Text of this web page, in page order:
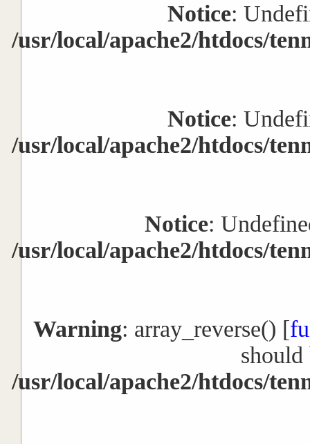
Notice:
/usr/local/apache2/htdocs/
Notice:
/usr/local/apache2/htdocs/
Notice:
/usr/local/apache2/htdocs/
Warning: array_reverse() [
should
/usr/local/apache2/htdocs/